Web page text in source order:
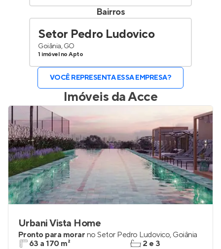
Bairros
Setor Pedro Ludovico
Goiânia, GO
1 imóvel no Apto
VOCÊ REPRESENTA ESSA EMPRESA?
Imóveis daAcce
Urbani Vista Home
Pronto para morar no Setor Pedro Ludovico, Goiânia
63 a 170 m²
2 e 3